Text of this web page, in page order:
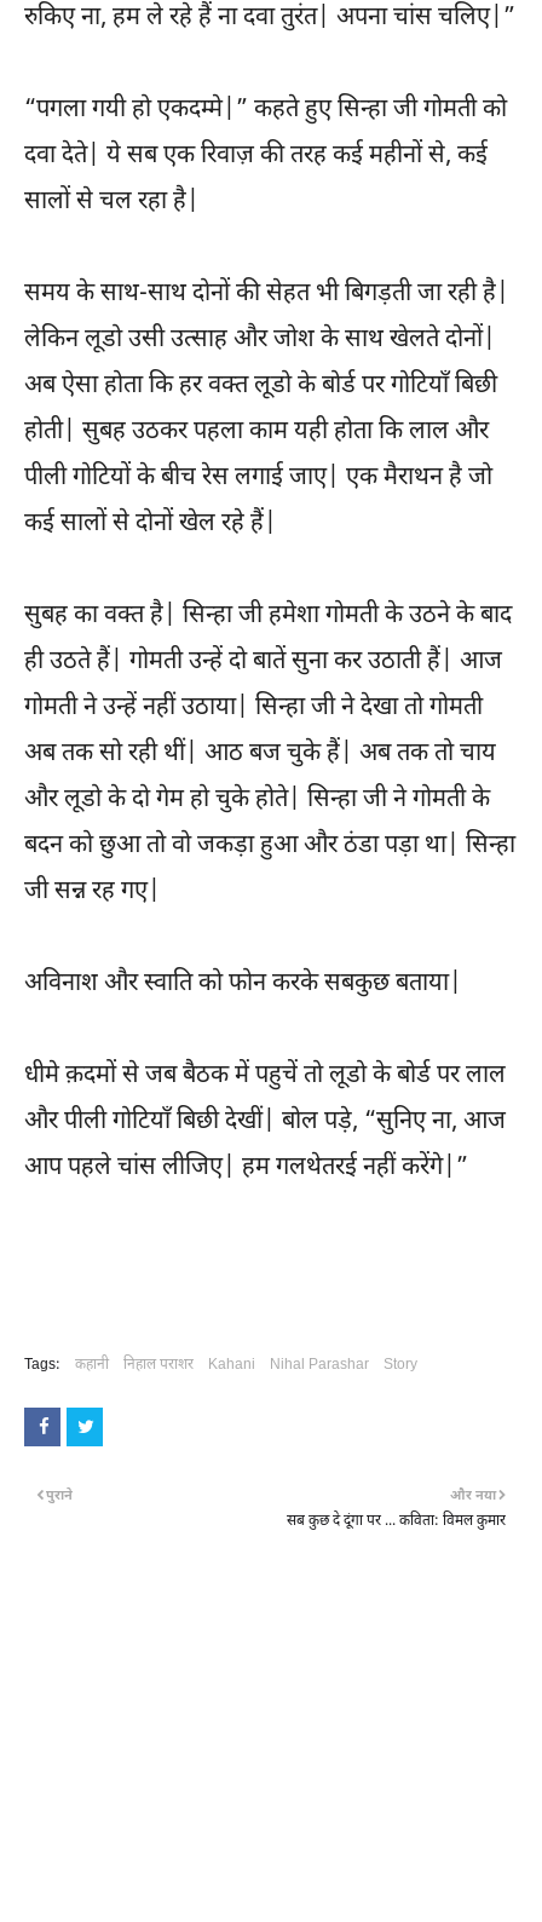
रुकिए ना, हम ले रहे हैं ना दवा तुरंत| अपना चांस चलिए|”
“पगला गयी हो एकदम्मे|” कहते हुए सिन्हा जी गोमती को
दवा देते| ये सब एक रिवाज़ की तरह कई महीनों से, कई
सालों से चल रहा है|
समय के साथ-साथ दोनों की सेहत भी बिगड़ती जा रही है|
लेकिन लूडो उसी उत्साह और जोश के साथ खेलते दोनों|
अब ऐसा होता कि हर वक्त लूडो के बोर्ड पर गोटियाँ बिछी
होती| सुबह उठकर पहला काम यही होता कि लाल और
पीली गोटियों के बीच रेस लगाई जाए| एक मैराथन है जो
कई सालों से दोनों खेल रहे हैं|
सुबह का वक्त है| सिन्हा जी हमेशा गोमती के उठने के बाद
ही उठते हैं| गोमती उन्हें दो बातें सुना कर उठाती हैं| आज
गोमती ने उन्हें नहीं उठाया| सिन्हा जी ने देखा तो गोमती
अब तक सो रही थीं| आठ बज चुके हैं| अब तक तो चाय
और लूडो के दो गेम हो चुके होते| सिन्हा जी ने गोमती के
बदन को छुआ तो वो जकड़ा हुआ और ठंडा पड़ा था| सिन्हा
जी सन्न रह गए|
अविनाश और स्वाति को फोन करके सबकुछ बताया|
धीमे क़दमों से जब बैठक में पहुचें तो लूडो के बोर्ड पर लाल
और पीली गोटियाँ बिछी देखीं| बोल पड़े, “सुनिए ना, आज
आप पहले चांस लीजिए| हम गलथेतरई नहीं करेंगे|”
Tags: कहानी निहाल पराशर Kahani Nihal Parashar Story
और नया
सब कुछ दे दूंगा पर ... कविता: विमल कुमार
पुराने